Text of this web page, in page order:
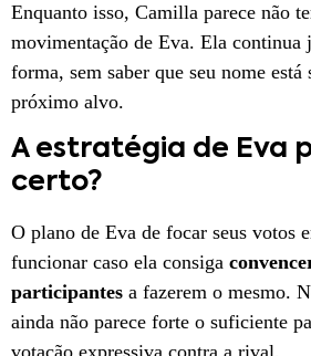
Enquanto isso, Camilla parece não
movimentação de Eva. Ela continua
forma, sem saber que seu nome
próximo alvo.
A estratégia de Eva
certo?
O plano de Eva de focar seus votos
funcionar caso ela consiga
participantes a fazerem o mesmo.
ainda não parece forte o suficiente
votação expressiva contra a rival.